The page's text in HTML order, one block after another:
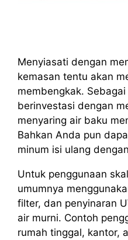
Menyiasati dengan
kemasan tentu akan
membengkak.
berinvestasi dengan
menyaring air baku
Bahkan Anda pun
minum isi ulang
Untuk penggunaan
umumnya
filter, dan penyinaran
air murni. Contoh
rumah tinggal, kantor,